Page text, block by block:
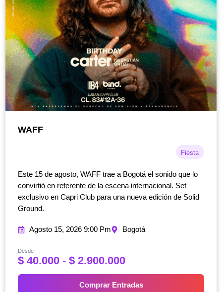
WAFF
Fiesta
Este 15 de agosto, WAFF trae a Bogotá el sonido que lo
convirtió en referente de la escena internacional. Set
exclusivo en Capri Club para una nueva edición de Solid
Ground.
Agosto 15, 2026 9:00 Pm Bogotá
Desde
$40.000 - $2.900.000R
n
Comprar Entradas